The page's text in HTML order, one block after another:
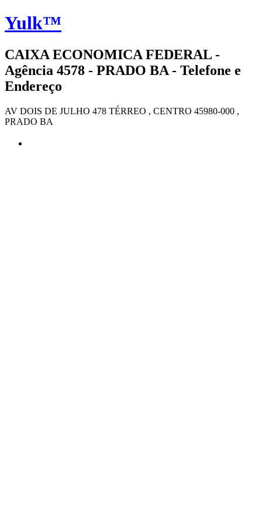
Yulk™
CAIXA ECONOMICA FEDERAL -
Agência 4578 - PRADO BA - Telefone e
Endereço
AV DOIS DE JULHO 478 TÉRREO , CENTRO 45980-000 ,
PRADO BA